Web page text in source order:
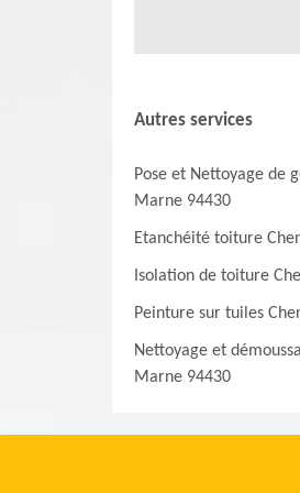
Autres services
Pose et Nettoyage de
Marne 94430
Etanchéité toiture
Isolation de toiture
Peinture sur tuiles
Nettoyage et
Marne 94430